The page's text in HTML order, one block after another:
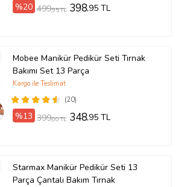
%20 499,95 TL 398,95 TL
Mobee Manikür Pedikür Seti Tırnak
Bakımı Set 13 Parça
(20)
Kargo ile Teslimat
%13 399,00 TL 348,95 TL
Starmax Manikür Pedikür Seti 13
Parça Çantalı Bakım Tırnak